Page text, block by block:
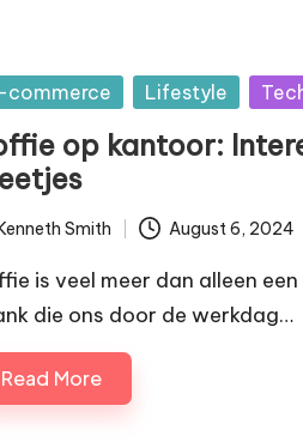
commerce Lifestyle
op kantoor:
Smith August 6, 2024
is veel meer dan alleen
die ons door de werkdag…
Read More